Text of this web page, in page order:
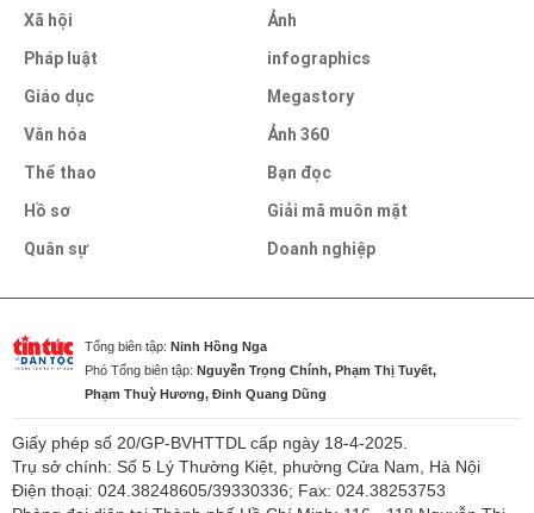
Xã hội
Pháp luật
Giáo dục
Văn hóa
Thể thao
Hồ sơ
Quân sự
Ảnh
infographics
Megastory
Ảnh 360
Bạn đọc
Giải mã muôn mặt
Doanh nghiệp
Tổng biên tập: Ninh Hồng Nga
Phó Tổng biên tập: Nguyễn Trọng Chính, Phạm Thị Tuyết,
Phạm Thuỳ Hương, Đinh Quang Dũng
Giấy phép số 20/GP-BVHTTDL cấp ngày 18-4-2025.
Trụ sở chính: Số 5 Lý Thường Kiệt, phường Cửa Nam, Hà Nội
Điện thoại: 024.38248605/39330336; Fax: 024.38253753